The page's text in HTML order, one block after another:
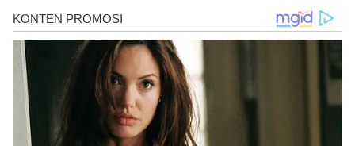
https://www.99.co/blog/indonesia/bahasa-sunda-dan-artinya/
https://haloedukasi.com/cara-cepat-belajar-bahasa-sunda